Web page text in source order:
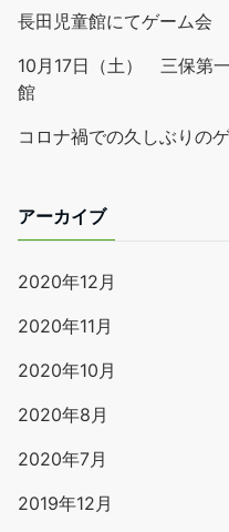
長田児童館にてゲーム会
10月17日（土） 三保第
館
コロナ禍での久しぶりの
アーカイブ
2020年12月
2020年11月
2020年10月
2020年8月
2020年7月
2019年12月